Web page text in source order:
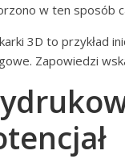
w ten sposób
3D to przykład
Zapowiedzi